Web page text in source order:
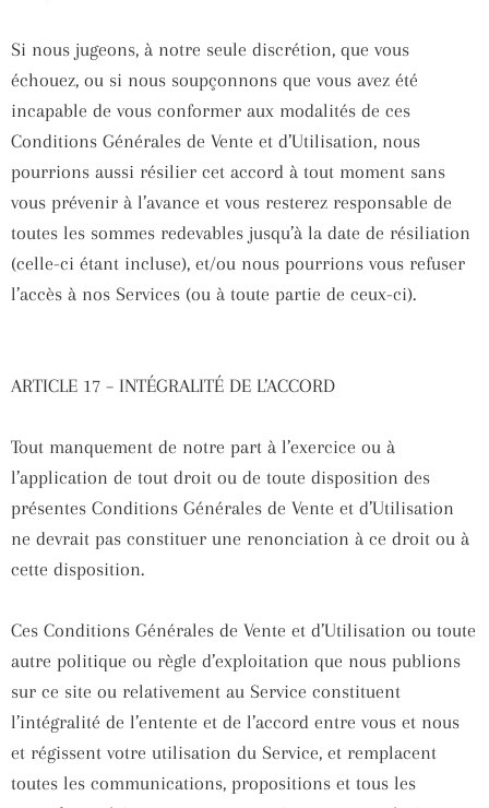
Si nous jugeons, à notre seule discrétion, que vous
échouez, ou si nous soupçonnons que vous avez été
incapable de vous conformer aux modalités de ces
Conditions Générales de Vente et d’Utilisation, nous
pourrions aussi résilier cet accord à tout moment sans
vous prévenir à l’avance et vous resterez responsable de
toutes les sommes redevables jusqu’à la date de résiliation
(celle-ci étant incluse), et/ou nous pourrions vous refuser
l’accès à nos Services (ou à toute partie de ceux-ci).
ARTICLE 17 – INTÉGRALITÉ DE L’ACCORD
Tout manquement de notre part à l’exercice ou à
l’application de tout droit ou de toute disposition des
présentes Conditions Générales de Vente et d’Utilisation
ne devrait pas constituer une renonciation à ce droit ou à
cette disposition.
Ces Conditions Générales de Vente et d’Utilisation ou toute
autre politique ou règle d’exploitation que nous publions
sur ce site ou relativement au Service constituent
l’intégralité de l’entente et de l’accord entre vous et nous
et régissent votre utilisation du Service, et remplacent
toutes les communications, propositions et tous les